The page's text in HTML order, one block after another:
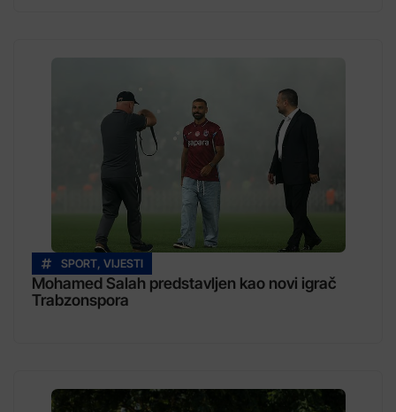
SPORT VIJESTI
Mohamed Salah predstavljen kao novi igrač
Trabzonspora